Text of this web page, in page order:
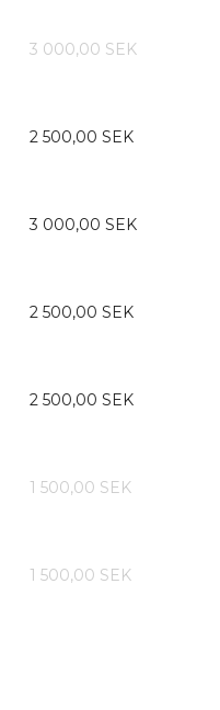
3 000,00 SEK
2 500,00 SEK
3 000,00 SEK
2 500,00 SEK
2 500,00 SEK
1 500,00 SEK
1 500,00 SEK